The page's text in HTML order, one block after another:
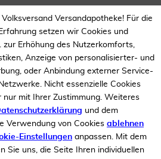
Versandapotheke! Für die
setzen wir Cookies und
zur Erhöhung des Nutzerkomforts,
Anzeige von personalisierter- und
oder Anbindung externer Service-
Nicht essenzielle Cookies
mit Ihrer Zustimmung. Weiteres
und dem
Verwendung von Cookies ablehnen
Einstellungen anpassen. Mit dem
Sie uns, die Seite Ihren individuellen